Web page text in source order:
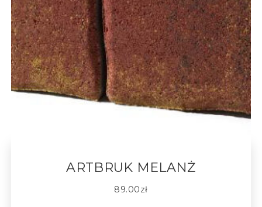
ARTBRUK MELANŻ
89.00zł